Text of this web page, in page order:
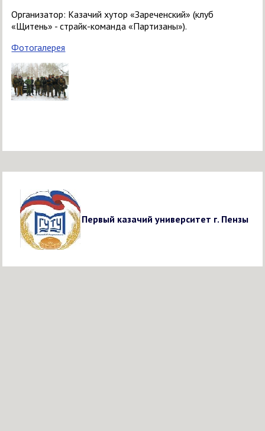
Организатор: Казачий хутор «Зареченский» (клуб
«Щитень» - страйк-команда «Партизаны»).
Фотогалерея
Первый казачий университет г. Пензы